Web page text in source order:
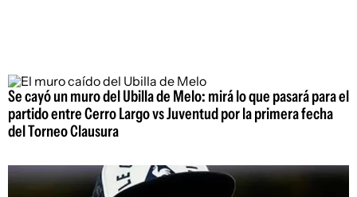
Se cayó un muro del Ubilla de Melo: mirá lo que pasará para el
partido entre Cerro Largo vs Juventud por la primera fecha
del Torneo Clausura